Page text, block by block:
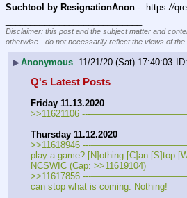
Suchtool by ResignationAnon -  https://
Disclaimer: this post and the subject matter and
otherwise - do not necessarily reflect the views of the
▶Anonymous 11/21/20 (Sat) 17:40:03
Q's Latest Posts
Friday 11.13.2020
>>11621106 ---
Thursday 11.12.2020
>>11618946 ---
play a game? [N]othing [C]an [S]top
NCSWIC (Cap: >>11619104)
>>11617856 ---
can stop what is coming. Nothing!